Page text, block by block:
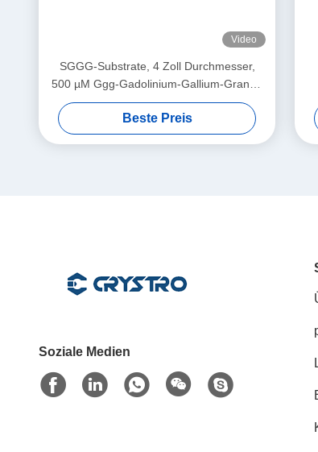
Video
SGGG-Substrate, 4 Zoll Durchmesser,
500 µM Ggg-Gadolinium-Gallium-Granat-
Substrate
Beste Preis
Soziale Medien